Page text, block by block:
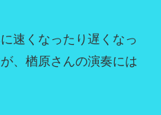
速くなったり遅くなっ
、楢原さんの演奏には